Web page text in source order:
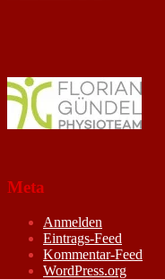
Meta
Anmelden
Eintrags-Feed
Kommentar-Feed
WordPress.org